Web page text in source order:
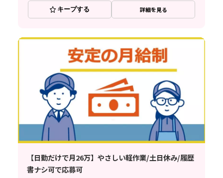
キープする 詳細を見る
【日勤だけで月26万】やさしい軽作業/土日休み/履歴
書ナシ可で応募可